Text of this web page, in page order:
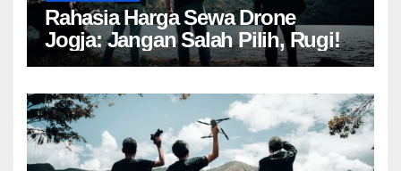
Rahasia Harga Sewa Drone
Jogja: Jangan Salah Pilih, Rugi!